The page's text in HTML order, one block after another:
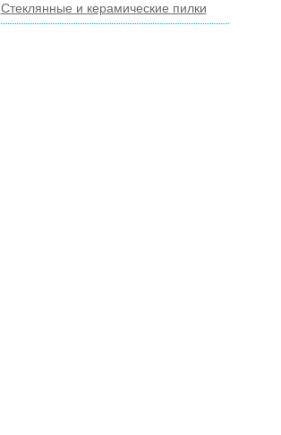
Стеклянные и керамические пилки